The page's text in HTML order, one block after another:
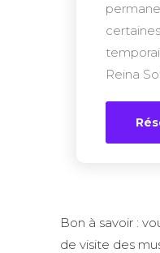
Reina
Bon à savoir :
de visite des